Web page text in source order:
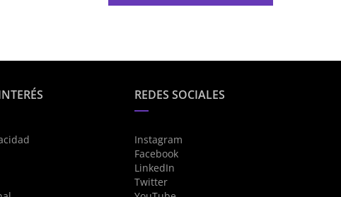
REDES SOCIALES
Instagram
Facebook
LinkedIn
Twitter